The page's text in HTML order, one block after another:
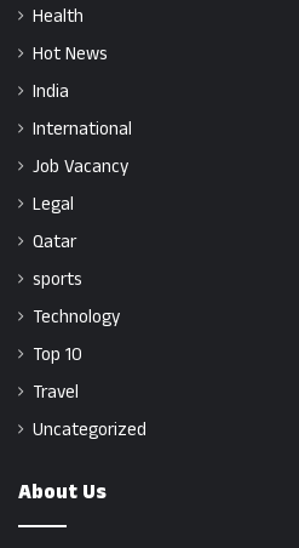
Health
Hot News
India
International
Job Vacancy
Legal
Qatar
sports
Technology
Top 10
Travel
Uncategorized
About Us